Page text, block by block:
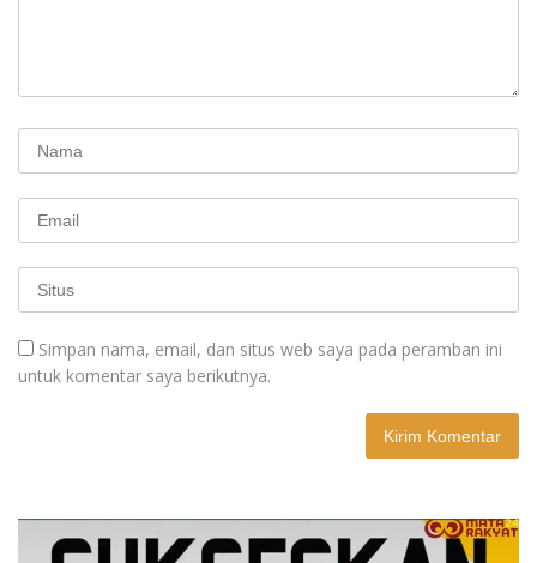
Simpan nama, email, dan situs web saya pada peramban ini
untuk komentar saya berikutnya.